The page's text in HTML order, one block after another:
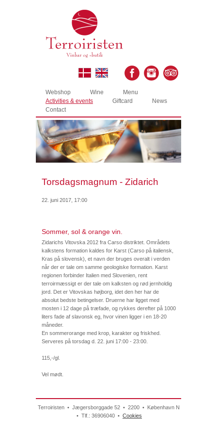
Webshop Wine
Menu
Activities & events
Giftcard
News
Contact
Torsdagsmagnum - Zidarich
22. juni 2017, 17:00
Sommer, sol & orange vin.
Zidarichs Vitovska 2012 fra Carso distriktet. Områdets
kalkstens formation kaldes for Karst (Carso på italiensk,
Kras på slovensk), et navn der bruges overalt i verden
når der er tale om samme geologiske formation. Karst
regionen forbinder Italien med Slovenien, rent
terroirmæssigt er der tale om kalksten og rød jernholdig
jord. Det er Vitovskas højborg, idet den her har de
absolut bedste betingelser. Druerne har ligget med
mosten i 12 dage på træfade, og rykkes derefter på 1000
liters fade af slavonsk eg, hvor vinen ligger i en 18-20
måneder.
En sommerorange med krop, karakter og friskhed.
Serveres på torsdag d. 22. juni 17:00 - 23:00.
115,-/gl.
Vel mødt.
Terroiristen • Jægersborggade 52 • 2200 • København N
• Tlf.: 36906040 • Cookies